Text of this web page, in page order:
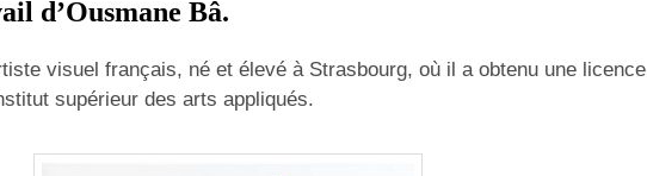
d’Ousmane Bâ.
visuel français, né et élevé à Strasbourg, où il a obtenu une licence
supérieur des arts appliqués.